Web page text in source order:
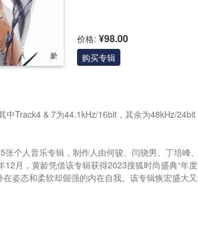
价格: ¥98.00
购买专辑
中Track4 & 7为44.1kHz/16bit，其余为48kHz/24bit
5张个人音乐专辑，制作人由何骏、闫骁男、丁培峰
月，黄龄凭借该专辑获得2023搜狐时尚盛典“年度
姿态和柔软却倔强的内在自我。该专辑恢宏盛大